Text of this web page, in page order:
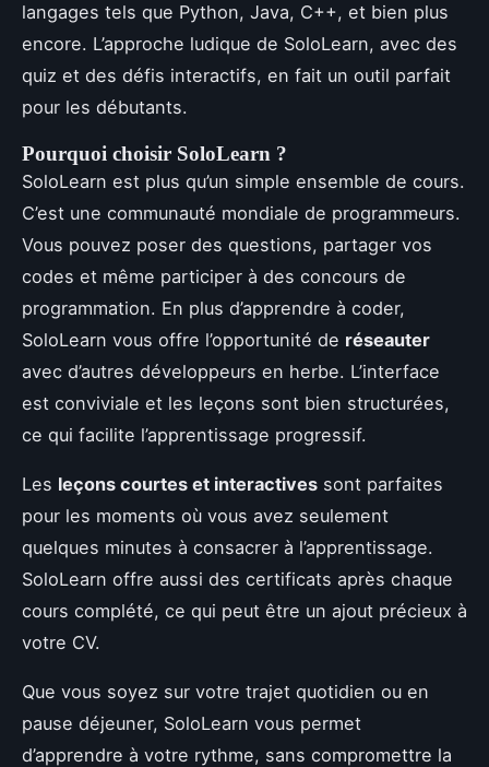
langages tels que Python, Java, C++, et bien plus
encore. L’approche ludique de SoloLearn, avec des
quiz et des défis interactifs, en fait un outil parfait
pour les débutants.
Pourquoi choisir SoloLearn ?
SoloLearn est plus qu’un simple ensemble de cours.
C’est une communauté mondiale de programmeurs.
Vous pouvez poser des questions, partager vos
codes et même participer à des concours de
programmation. En plus d’apprendre à coder,
SoloLearn vous offre l’opportunité de réseauter
avec d’autres développeurs en herbe. L’interface
est conviviale et les leçons sont bien structurées,
ce qui facilite l’apprentissage progressif.
Les leçons courtes et interactives sont parfaites
pour les moments où vous avez seulement
quelques minutes à consacrer à l’apprentissage.
SoloLearn offre aussi des certificats après chaque
cours complété, ce qui peut être un ajout précieux à
votre CV.
Que vous soyez sur votre trajet quotidien ou en
pause déjeuner, SoloLearn vous permet
d’apprendre à votre rythme, sans compromettre la